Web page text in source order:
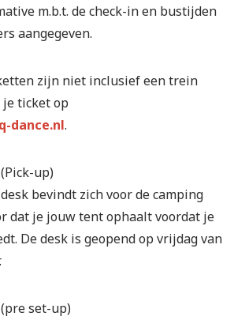
m.b.t. de check-in en bustijden
aangegeven.
zijn niet inclusief een trein
je ticket op
dance.nl.
up)
desk bevindt zich voor de camping
dat je jouw tent ophaalt voordat je
De desk is geopend op vrijdag van
set-up)